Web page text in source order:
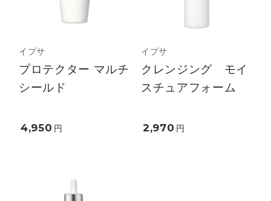
イプサ
プロテクター マルチ
シールド
4,950 円
イプサ
クレンジング モイ
スチュアフォーム
2,970 円